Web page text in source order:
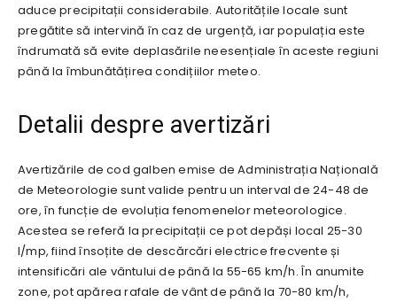
aduce precipitații considerabile. Autoritățile locale sunt
pregătite să intervină în caz de urgență, iar populația este
îndrumată să evite deplasările neesențiale în aceste regiuni
până la îmbunătățirea condițiilor meteo.
Detalii despre avertizări
Avertizările de cod galben emise de Administrația Națională
de Meteorologie sunt valide pentru un interval de 24-48 de
ore, în funcție de evoluția fenomenelor meteorologice.
Acestea se referă la precipitații ce pot depăși local 25-30
l/mp, fiind însoțite de descărcări electrice frecvente și
intensificări ale vântului de până la 55-65 km/h. În anumite
zone, pot apărea rafale de vânt de până la 70-80 km/h,